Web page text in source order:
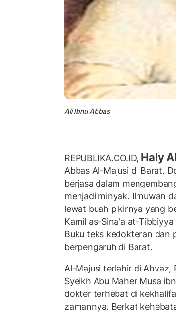
Ali Ibnu Abbas
REPUBLIKA.CO.ID, Haly
Abbas Al-Majusi di Barat.
berjasa dalam
menjadi minyak. Ilmuwan
lewat buah pikirnya yang
Kamil as-Sina'a at-
Buku teks kedokteran dan
berpengaruh di Barat.
Al-Majusi terlahir di Ahvaz,
Syeikh Abu Maher Musa
dokter terhebat di
zamannya. Berkat